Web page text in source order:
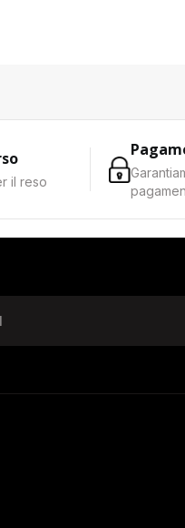
il reso